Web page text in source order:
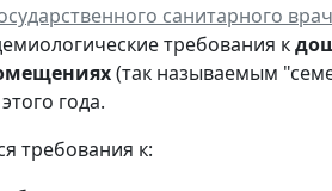
санитарного
требования к
(так называемым
этого года.
требования к: